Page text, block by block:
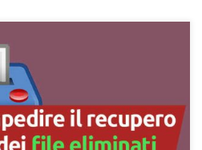
il recupero dei file eliminati
vengano recuperati dopo